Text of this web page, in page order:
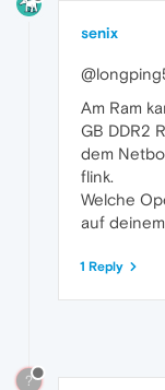
senix
Am Ram
GB DDR2
dem
flink.
Welche
auf
1 Reply
?